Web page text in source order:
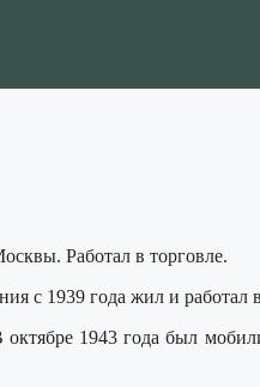
Работал в торговле.
с 1939 года жил и работал
1943 года был